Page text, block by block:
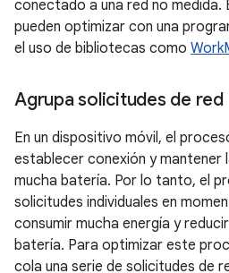
conectado a una red no medida.
pueden optimizar con una
el uso de bibliotecas como
Agrupa solicitudes de
En un dispositivo móvil, el
establecer conexión y mantener
mucha batería. Por lo tanto, el
solicitudes individuales en
consumir mucha energía y
batería. Para optimizar este
cola una serie de solicitudes de